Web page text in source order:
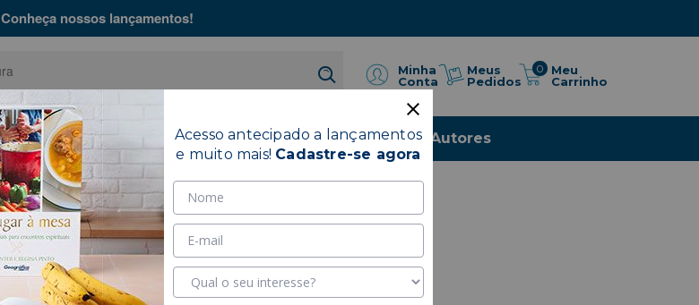
Conheça nossos lançamentos!
Minha
Conta
Meus
Pedidos
0
Meu
Carrinho
Bíblias Coleções Hinário Livros Autores
Acesso antecipado a lançamentos
e muito mais! Cadastre-se agora